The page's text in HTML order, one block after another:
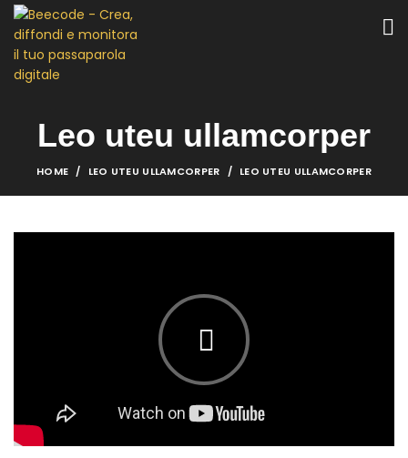
Leo uteu ullamcorper
HOME LEO UTEU ULLAMCORPER LEO UTEU ULLAMCORPER